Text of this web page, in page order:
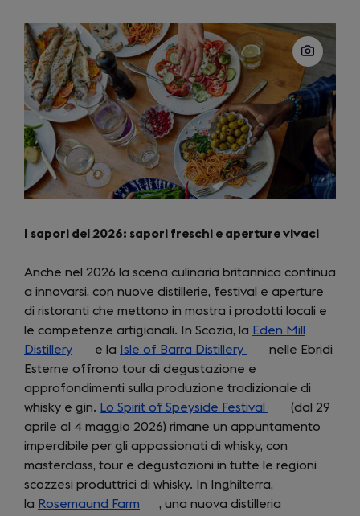
tab)
I sapori del 2026: sapori freschi e aperture vivaci
Anche nel 2026 la scena culinaria britannica continua
a innovarsi, con nuove distillerie, festival e aperture
di ristoranti che mettono in mostra i prodotti locali e
le competenze artigianali. In Scozia, la Eden Mill
Distillery (opens
in
a
new
tab)
e la Isle of Barra Distillery
(opens
in
a
new
tab)
nelle Ebridi
Esterne offrono tour di degustazione e
approfondimenti sulla produzione tradizionale di
whisky e gin. Lo Spirit of Speyside Festival
(opens
in
a
new
tab)
(dal 29
aprile al 4 maggio 2026) rimane un appuntamento
imperdibile per gli appassionati di whisky, con
masterclass, tour e degustazioni in tutte le regioni
scozzesi produttrici di whisky. In Inghilterra,
la Rosemaund Farm (opens
, una nuova distilleria